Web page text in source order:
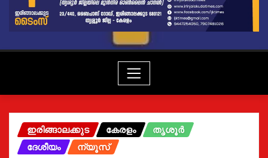
ഇരിങ്ങാലക്കുട കേരളം
തൃശൂർ
ദേശീയം
ന്യൂസ്